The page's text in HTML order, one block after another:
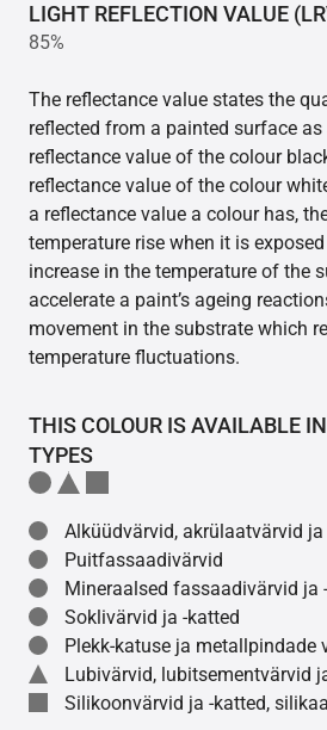
LIGHT REFLECTION VALUE
85%
The reflectance value states the
reflected from a painted surface as
reflectance value of the colour
reflectance value of the colour
a reflectance value a colour has,
temperature rise when it is
increase in the temperature of the
accelerate a paint’s ageing
movement in the substrate which
temperature fluctuations.
THIS COLOUR IS AVAILABLE
TYPES
Alküüdvärvid, akrülaatvärvid ja
Puitfassaadivärvid
Mineraalsed fassaadivärvid ja
Soklivärvid ja -katted
Plekk-katuse ja metallpindade
Lubivärvid, lubitsementvärvid
Silikoonvärvid ja -katted,